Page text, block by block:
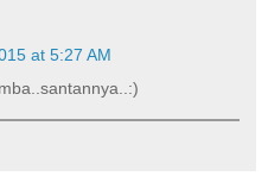
at 5:27 AM